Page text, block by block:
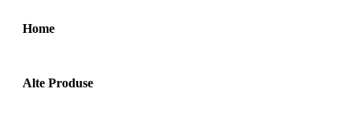
Home
Alte Produse